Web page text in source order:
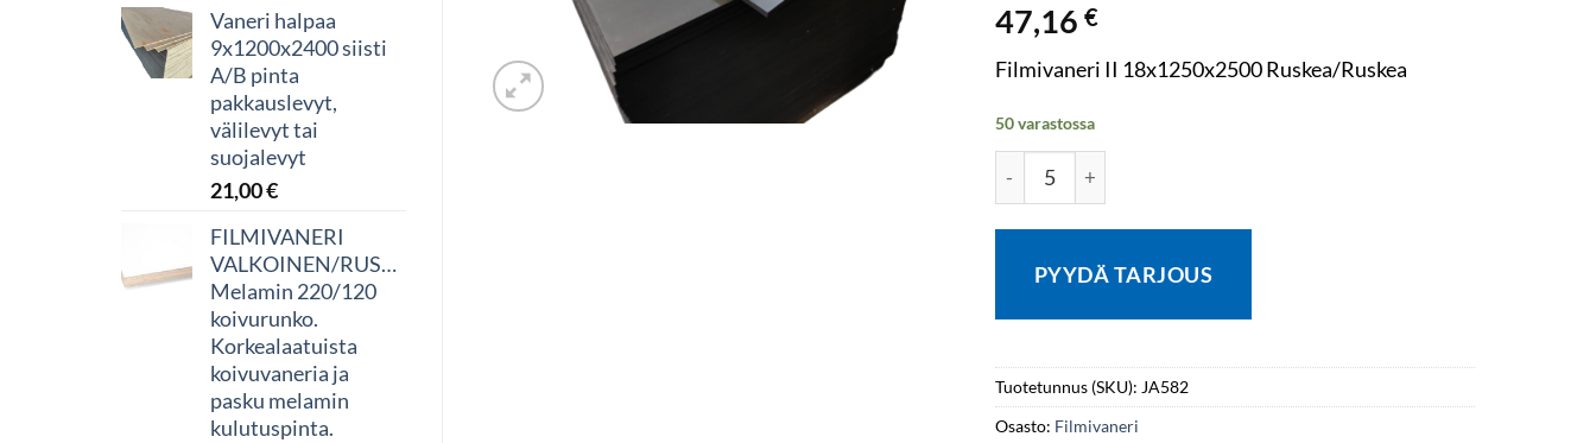
59,00 €
Vaneri halpaa
9x1200x2400 siisti
A/B pinta
pakkauslevyt,
välilevyt tai
suojalevyt
21,00€
FILMIVANERI
VALKOINEN/RUSKEA
Melamin 220/120
koivurunko.
Korkealaatuista
koivuvaneria ja
pasku melamin
kulutuspinta.
47,16 €
Filmivaneri II 18x1250x2500 Ruskea/Ruskea
50 varastossa
Filmivaneri 2-laatu F/F 18x1250x2500 Ruskea/Ruskea Poppelivaneri
PYYDÄ TARJOUS
Tuotetunnus (SKU): JA582
Osasto: Filmivaneri